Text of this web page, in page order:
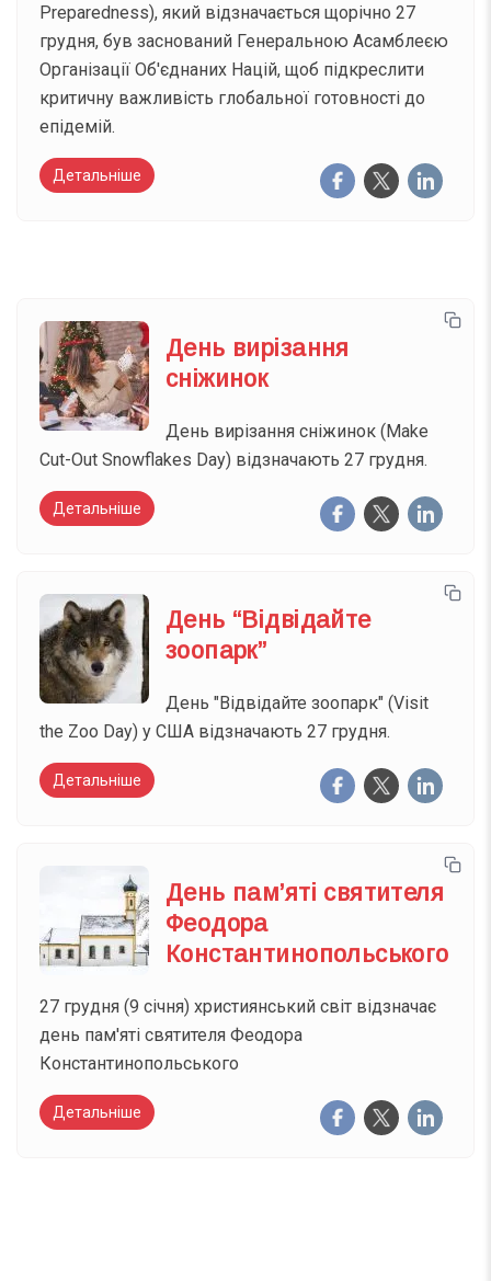
Preparedness), який відзначається щорічно 27
грудня, був заснований Генеральною Асамблеєю
Організації Об'єднаних Націй, щоб підкреслити
критичну важливість глобальної готовності до
епідемій.
Детальніше
День вирізання
сніжинок
День вирізання сніжинок (Make
Cut-Out Snowflakes Day) відзначають 27 грудня.
Детальніше
День “Відвідайте
зоопарк”
День "Відвідайте зоопарк" (Visit
the Zoo Day) у США відзначають 27 грудня.
Детальніше
День пам’яті святителя
Феодора
Константинопольського
27 грудня (9 січня) християнський світ відзначає
день пам'яті святителя Феодора
Константинопольського
Детальніше